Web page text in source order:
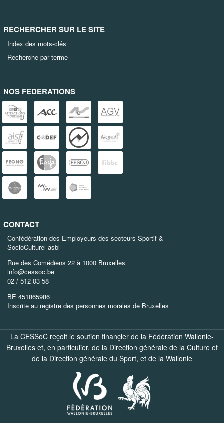
RECHERCHER SUR LE SITE
Index des mots-clés
Recherche par terme
NOS FEDERATIONS
CONTACT
Confédération des Employeurs des secteurs Sportif &
SocioCulturel asbl
Rue des Comédiens 22 à 1000 Bruxelles
info@cessoc.be
02 / 512 03 58
BE 451865986
Inscrite au registre des personnes morales de Bruxelles
La CESSoC reçoit le soutien finançier de la Fédération Wallonie-
Bruxelles et, en particulier, de la Direction générale de la Cultureet
de la Direction générale du Sport, et de la Wallonie